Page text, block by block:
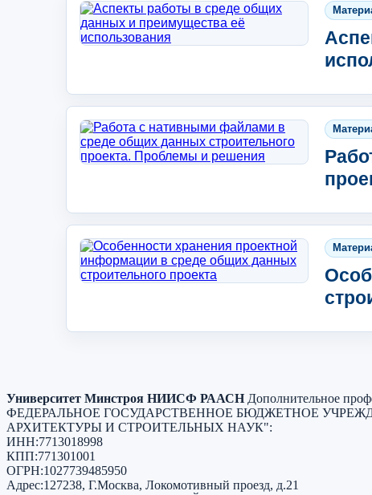
Университет Минстроя НИИСФ РААСН Дополнительное
ФЕДЕРАЛЬНОЕ ГОСУДАРСТВЕННОЕ БЮДЖЕТНОЕ
АРХИТЕКТУРЫ И СТРОИТЕЛЬНЫХ НАУК":
ИНН:7713018998
КПП:771301001
ОГРН:1027739485950
Адрес:127238, Г.Москва, Локомотивный проезд, д.21